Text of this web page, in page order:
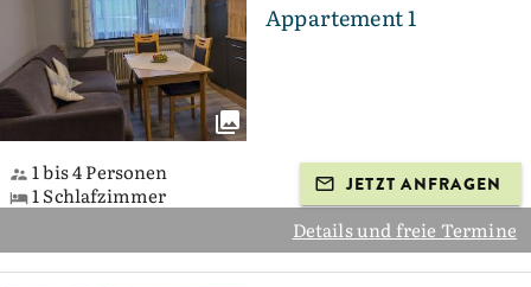
Appartement 1
1 bis 4 Personen
1 Schlafzimmer
JETZT ANFRAGEN
Details und freie Termine